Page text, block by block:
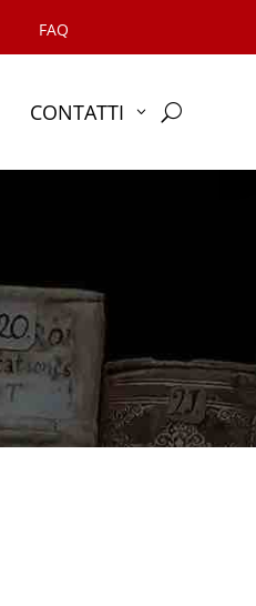
FAQ
CONTATTI 3 U